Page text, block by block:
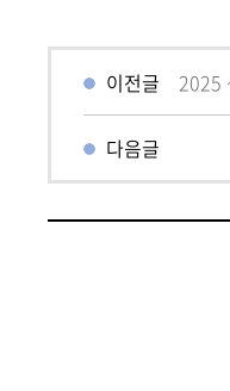
이전글 2025
다음글